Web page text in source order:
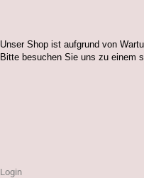
Unser Shop ist aufgrund von
Bitte besuchen Sie uns zu einem
Login